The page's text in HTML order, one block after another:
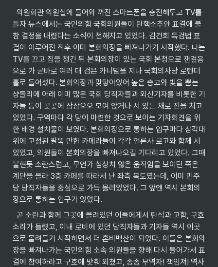
틀자 뉴스에서는 국민의힘 국회의원들이 탄핵소추안 표결에 불
참 결정을 내렸다는 소식이 전해지고 있었다. 김건희 특검법 표
결이 이루어진 직후 이미 본회의장을 빠져나가기 시작했다. 나는
TV를 끄고 짐을 챙긴 뒤 본회의장이 있는 국회 본청으로 잰걸음
으로 가 곧바로 여러 대 검은 카니발을 지나 국회의사당 로텐더
홀로 들어섰다. 본회의장과 맞닿아있어 높은 층고와 빛을 뿜는
샹들리에 아래 이미 많은 국회 당직자들과 외신기자를 비롯한 기
자들 등이 곳곳에 삼삼오오 모여 앉거나 서 있는 채로 진을 치고
있었다. 구역마다 각 당이 마련한 것으로 보이는 기자회견을 위
한 배경 설치물이 보였다. 본회의장으로 통하는 입구마다 삼각대
위에 고정된 팔뚝 만한 카메라들이 각각 언론사 로고와 함께 서
있었고, 의원들이 본회의장을 빠져나오길 기다리고 있었다. 그때
불현듯 소란스럽고, 무언가 심상치 않은 움직임을 보이던 쪽은
계단을 올라 3층 카페를 따라서 난 좌측 복도였는데, 이미 민주
당 당직자들을 중심으로 가득 몰려있었다. 그 앞엔 역시 본회의
장으로 통하는 입구가 있었다.
소리가 들렸고, 이내 로비에 있던 당직자들과 기자들 역시 이곳
으로 몰려들기 시작하면서 더 혼비백산이 되었다. 이들은 본회의
장을 빠져나가는 국민의힘 소속 의원들을 향해 다시 들어가서 표
결에 참여하라고 구호에 맞춰 외쳤고, 종종 부역자! 책임져! 역사